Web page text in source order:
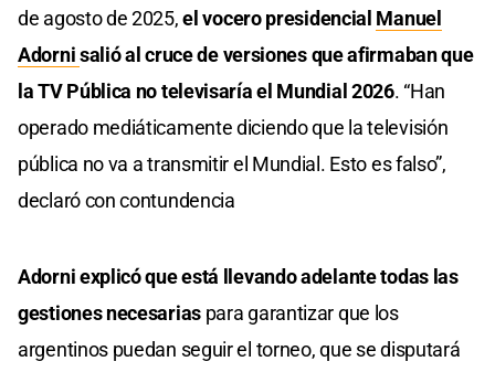
de agosto de 2025,el vocero presidencial Manuel
Adornisalió al cruce de versiones que afirmaban que
la TV Pública no televisaría el Mundial 2026. “Han
operado mediáticamente diciendo que la televisión
pública no va a transmitir el Mundial. Esto es falso”,
declaró con contundencia
Adorni explicó que está llevando adelante todas las
gestiones necesarias para garantizar que los
argentinos puedan seguir el torneo, que se disputará